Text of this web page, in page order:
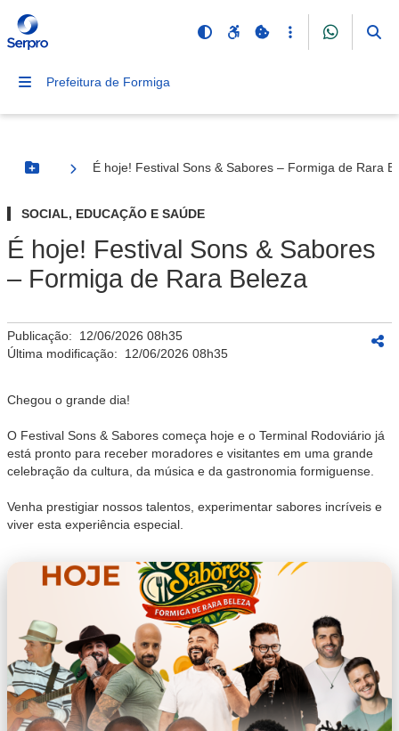
Prefeitura de Formiga
Botão Menu
É hoje! Festival Sons & Sabores – Formiga de Rara
SOCIAL, EDUCAÇÃO E SAÚDE
É hoje! Festival Sons & Sabores
– Formiga de Rara Beleza
Publicação: 12/06/2026 08h35
Última modificação: 12/06/2026 08h35
Chegou o grande dia!
O Festival Sons & Sabores começa hoje e o Terminal Rodoviário já
está pronto para receber moradores e visitantes em uma grande
celebração da cultura, da música e da gastronomia formiguense.
Venha prestigiar nossos talentos, experimentar sabores incríveis e
viver esta experiência especial.